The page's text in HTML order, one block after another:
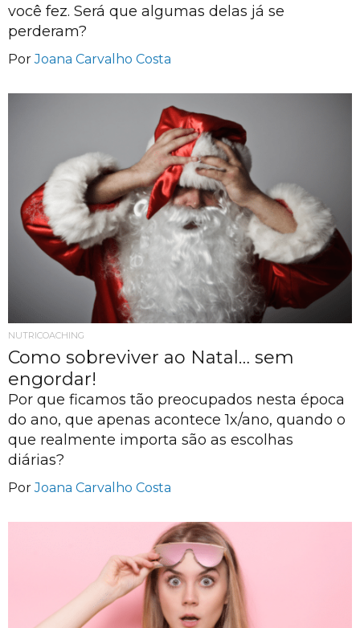
você fez. Será que algumas delas já se
perderam?
PorJoana Carvalho Costa
NUTRICOACHING
Como sobreviver ao Natal… sem
engordar!
Por que ficamos tão preocupados nesta época
do ano, que apenas acontece 1x/ano, quando o
que realmente importa são as escolhas
diárias?
PorJoana Carvalho Costa